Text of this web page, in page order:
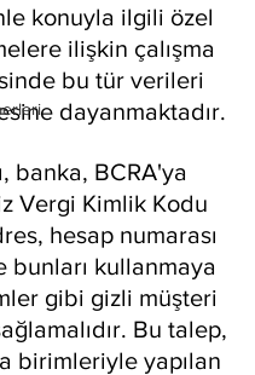
konuyla ilgili özel
ilişkin çalışma
bu tür verileri
dayanmaktadır.
banka, BCRA'ya
Vergi Kimlik Kodu
hesap numarası
bunları kullanmaya
gibi gizli müşteri
Bu talep,
birimleriyle yapılan